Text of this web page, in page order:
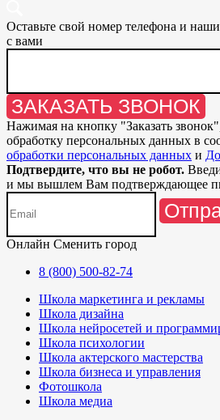
Оставьте свой номер телефона и
с вами
ЗАКАЗАТЬ ЗВОНОК
Нажимая на кнопку "Заказать звонок
обработку персональных данных в
обработки персональных данных и
Подтвердите, что вы не робот.
и мы вышлем Вам подтверждающее
Онлайн Сменить город
8 (800) 500-82-74
Школа маркетинга и рекламы
Школа дизайна
Школа нейросетей и
Школа психологии
Школа актерского мастерства
Школа бизнеса и управления
Фотошкола
Школа медиа